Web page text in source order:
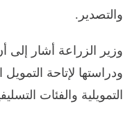
والتصدير.
وزير الزراعة أشار إلى
ودراستها لإتاحة
التمويلية والفئات